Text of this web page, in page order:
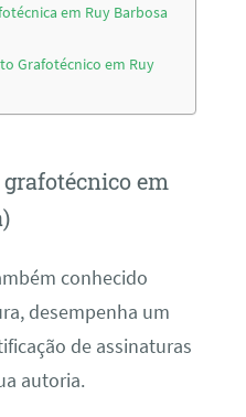
em Ruy Barbosa
Grafotécnico em Ruy
em
conhecido
desempenha um
de assinaturas
autoria.